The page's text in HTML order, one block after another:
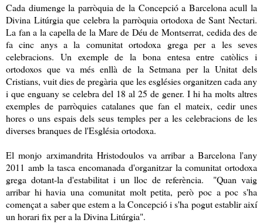
Cada diumenge la parròquia de la Concepció a Barcelona acull la
Divina Litúrgia que celebra la parròquia ortodoxa de Sant Nectari.
La fan a la capella de la Mare de Déu de Montserrat, cedida des de
fa cinc anys a la comunitat ortodoxa grega per a les seves
celebracions. Un exemple de la bona entesa entre catòlics i
ortodoxos que va més enllà de la Setmana per la Unitat dels
Cristians, vuit dies de pregària que les esglésies organitzen cada any
i que enguany se celebra del 18 al 25 de gener. I hi ha molts altres
exemples de parròquies catalanes que fan el mateix, cedir unes
hores o uns espais dels seus temples per a les celebracions de les
diverses branques de l'Església ortodoxa.
El monjo arximandrita Hristodoulos va arribar a Barcelona l'any
2011 amb la tasca encomanada d'organitzar la comunitat ortodoxa
grega dotant-la d'estabilitat i un lloc de referència. "Quan vaig
arribar hi havia una comunitat molt petita, però poc a poc s'ha
començat a saber que estem a la Concepció i s'ha pogut establir així
un horari fix per a la Divina Litúrgia".